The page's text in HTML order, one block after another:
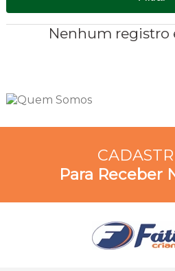
Nenhum registro
Para Receber